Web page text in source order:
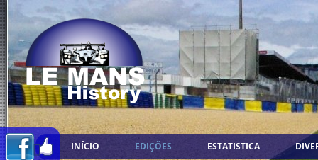
INÍCIO EDIÇÕES ESTATISTICA